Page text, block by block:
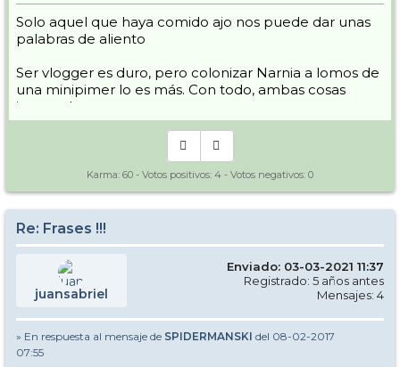
Solo aquel que haya comido ajo nos puede dar unas
palabras de aliento
Ser vlogger es duro, pero colonizar Narnia a lomos de
una minipimer lo es más. Con todo, ambas cosas
intento hacer.
Yo hago esquí extremo : voy de extremo a extremo
Los caminos del esquí son inescrotables ...
Karma: 60 - Votos positivos: 4 - Votos negativos: 0
Re: Frases !!!
juansabriel
Enviado: 03-03-2021 11:37
Registrado: 5 años antes
Mensajes: 4
» En respuesta al mensaje de SPIDERMANSKI del 08-02-2017
07:55